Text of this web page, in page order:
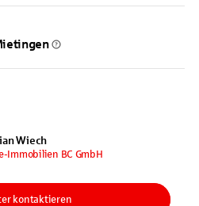
Wiech
Immobilien BC GmbH
kontaktieren